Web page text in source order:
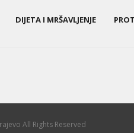
DIJETA I MRŠAVLJENJE
All Rights Reserved